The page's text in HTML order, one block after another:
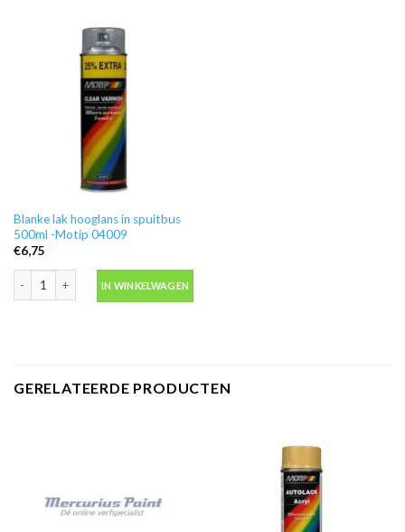
Blanke lak hooglans in spuitbus
500ml -Motip 04009
€6,75
Blanke lak hooglans in spuitbus 500ml -Motip 04009 aantal
IN WINKELWAGEN
GERELATEERDE PRODUCTEN